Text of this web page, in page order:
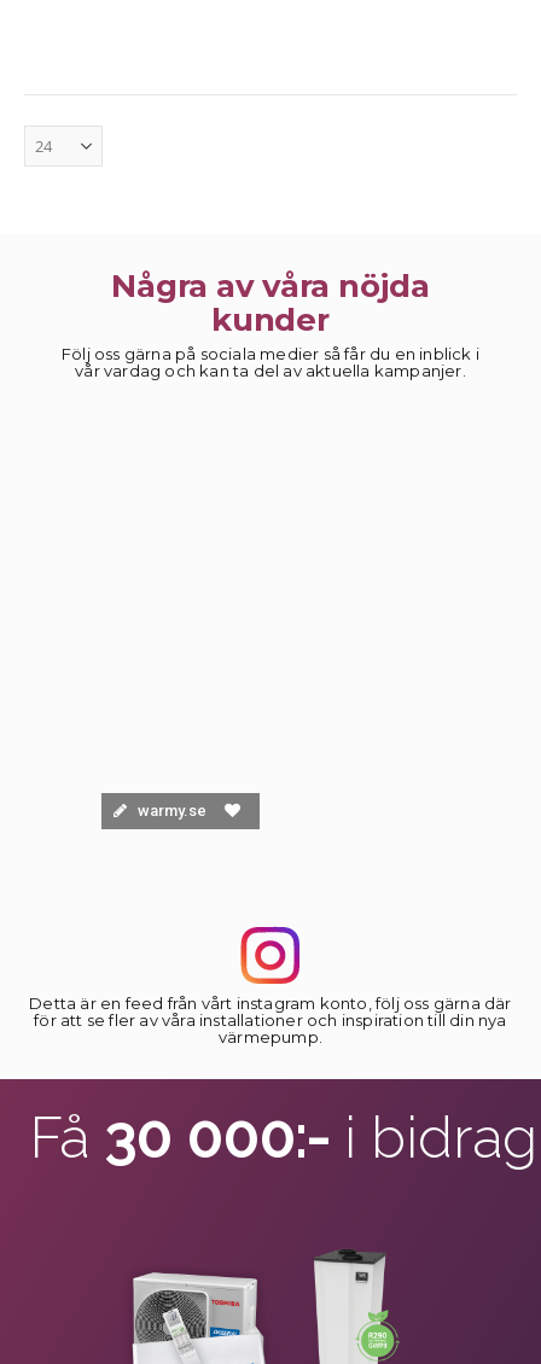
Några av våra nöjda
kunder
Följ oss gärna på sociala medier så får du en inblick i
vår vardag och kan ta del av aktuella kampanjer.
warmy.se
Detta är en feed från vårt instagram konto, följ oss gärna där
för att se fler av våra installationer och inspiration till din nya
värmepump.
Få 30 000:- i bidrag